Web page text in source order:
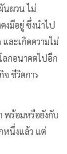
นผวน ไม่
มีอยู่ ซึ่งนำไป
และเกิดความไม่
ลกอนาคตไปอีก
ชีวิตการ
พร้อมหรือยังกับ
หนึ่งแล้ว แต่